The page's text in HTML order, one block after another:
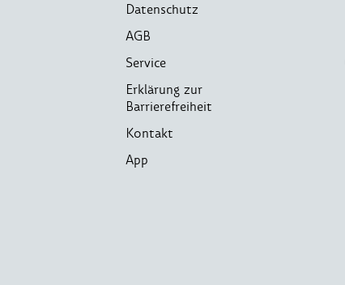
Datenschutz
AGB
Service
Erklärung zur
Barrierefreiheit
Kontakt
App